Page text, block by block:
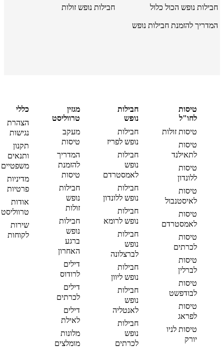
חבילות נופש הכול כלול חבילות נופש זולות
המדריך להזמנת חבילות נופש
טיסות
לחו"ל
טיסות זולות
טיסות
לתאילנד
טיסות
ללונדון
טיסות
לאיסטנבול
טיסות
לאמסטרדם
טיסות
לכרתים
טיסות
לברלין
טיסות
לבודפשט
טיסות
לפראג
טיסות לניו
יורק
חבילות
נופש
חבילות
נופש לפריז
חבילות
נופש
לאמסטרדם
חבילות
נופש ללונדון
חבילות
נופש לרומא
חבילות
נופש
לברצלונה
חבילות
נופש ליוון
חבילות
נופש
לאנטליה
חבילות
נופש
לכרתים
מגזין
טרווליסט
מעקב
טיסות
המדריך
להזמנת
טיסות
חבילות
נופש
זולות
חבילות
נופש
ברגע
האחרון
דילים
לרודוס
דילים
לכרתים
דילים
לאילת
מלונות
מומלצים
כללי
הצהרת
נגישות
תקנון
ותנאים
משפטיים
מדיניות
פרטיות
אודות
טרווליסט
שירות
לקוחות